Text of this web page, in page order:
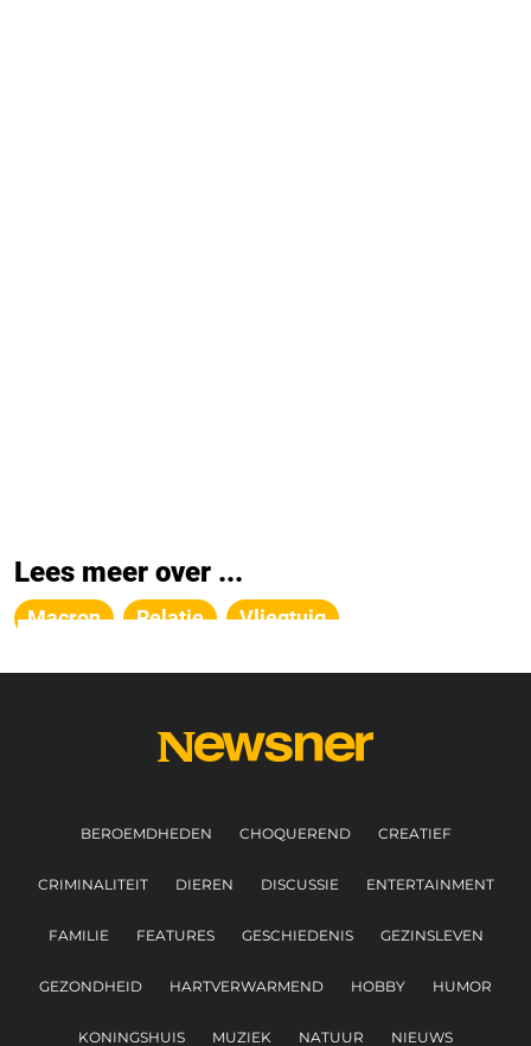
Lees meer over ...
Macron Relatie Vliegtuig
BEROEMDHEDEN CHOQUEREND CREATIEF
CRIMINALITEIT DIEREN DISCUSSIE ENTERTAINMENT
FAMILIE FEATURES GESCHIEDENIS GEZINSLEVEN
GEZONDHEID HARTVERWARMEND HOBBY HUMOR
KONINGSHUIS MUZIEK NATUUR NIEUWS